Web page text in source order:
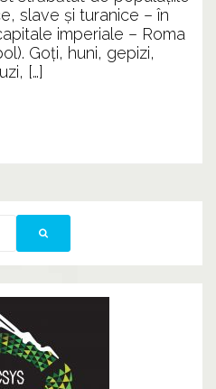
slave şi turanice – în
imperiale – Roma
Goţi, huni, gepizi,
[…]